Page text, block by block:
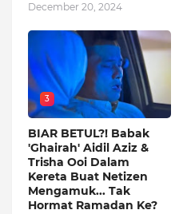
December 20, 2024
3
BIAR BETUL?! Babak
'Ghairah' Aidil Aziz &
Trisha Ooi Dalam
Kereta Buat Netizen
Mengamuk... Tak
Hormat Ramadan Ke?